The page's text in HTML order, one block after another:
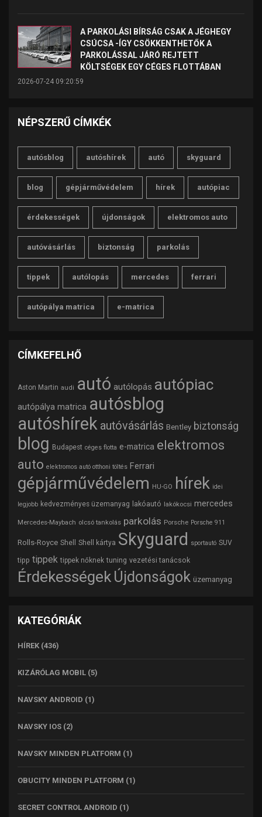
A PARKOLÁSI BÍRSÁG CSAK A JÉGHEGY
CSÚCSA -ÍGY CSÖKKENTHETŐK A
PARKOLÁSSAL JÁRÓ REJTETT
KÖLTSÉGEK EGY CÉGES FLOTTÁBAN
2026-07-24 09:20:59
NÉPSZERŰ CÍMKÉK
autósblog autóshírek autó skyguard
blog gépjárművédelem hírek autópiac
érdekességek újdonságok elektromos auto
autóvásárlás biztonság parkolás
tippek autólopás mercedes ferrari
autópálya matrica e-matrica
CÍMKEFELHŐ
Aston Martin audi autó autólopás autópiac
autópálya matrica autósblog
autóshírek autóvásárlás Bentley biztonság
blog Budapest céges flotta e-matrica elektromos
auto elektromos autó otthoni töltés Ferrari
gépjárművédelem HU-GO hírek idei
legjobb kedvezményes üzemanyag lakóautó lakókocsi mercedes
Mercedes-Maybach olcsó tankolás parkolás Porsche Porsche 911
Rolls-Royce Shell Shell kártya Skyguard sportautó SUV
tipp tippek tippek nőknek tuning vezetési tanácsok
Érdekességek Újdonságok üzemanyag
KATEGÓRIÁK
HÍREK (436)
KIZÁRÓLAG MOBIL (5)
NAVSKY ANDROID (1)
NAVSKY IOS (2)
NAVSKY MINDEN PLATFORM (1)
OBUCITY MINDEN PLATFORM (1)
SECRET CONTROL ANDROID (1)